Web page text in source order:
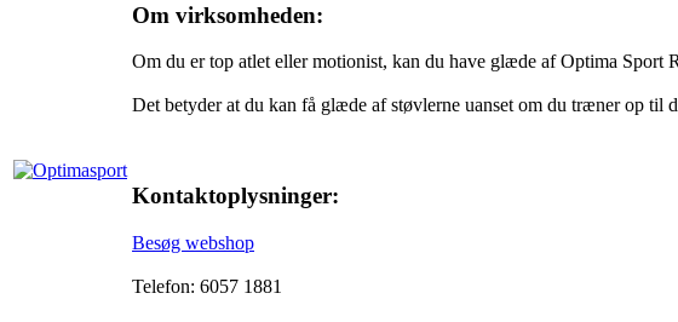
Om virksomheden:
Om du er top atlet eller motionist, kan du have glæde af Optima Sport
Det betyder at du kan få glæde af støvlerne uanset om du træner op til
Kontaktoplysninger:
Besøg webshop
Telefon: 6057 1881